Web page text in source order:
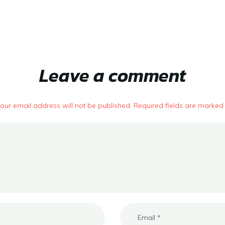
Leave a comment
email address will not be published. Required fields are